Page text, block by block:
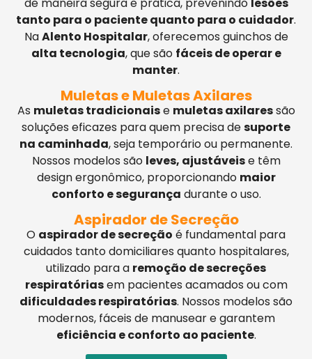
tanto para o paciente quanto para o cuidador.
NaAlento Hospitalar, oferecemos guinchos de
alta tecnologia, que são fáceis de operar e
manter.
Muletas e Muletas Axilares
As muletas tradicionaise muletas axilaressão
soluções eficazes para quem precisa desuporte
na caminhada, seja temporário ou permanente.
Nossos modelos são leves, ajustáveise têm
design ergonômico, proporcionando maior
conforto e segurança durante o uso.
Aspirador de Secreção
O aspirador de secreção é fundamental para
cuidados tanto domiciliares quanto hospitalares,
utilizado para a remoção de secreções
respiratóriasem pacientes acamados ou com
dificuldades respiratórias. Nossos modelos são
modernos, fáceis de manusear e garantem
eficiência e conforto ao paciente.